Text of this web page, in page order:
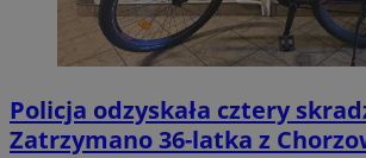
Policja odzyskała cztery
Zatrzymano 36-latka z